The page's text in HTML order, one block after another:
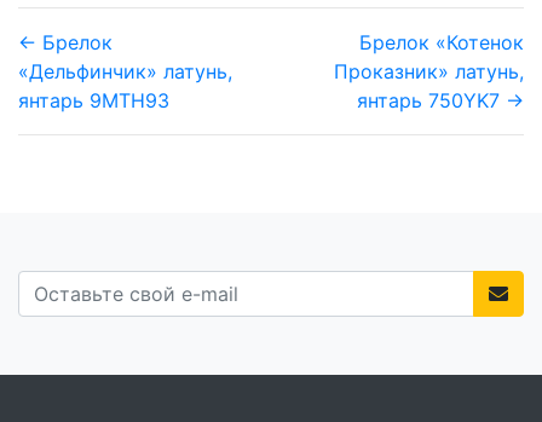
← Брелок
«Дельфинчик» латунь,
янтарь 9MTH93
Брелок «Котенок
Проказник» латунь,
янтарь 750YK7 →